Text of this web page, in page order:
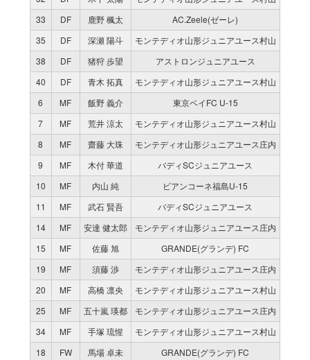
33
DF 鹿野 楓太
AC.Zeele(ゼーレ)
35
DF 深瀬 陽斗
モンテディオ山形ジュニアユース村山
38
DF 猪狩 歩望
アストロンジュニアユース
40
DF 青木 拓真
モンテディオ山形ジュニアユース村山
6
MF 飯野 義介
東京ベイFC U-15
7
MF 荒井 涼太
モンテディオ山形ジュニアユース村山
8
MF 齋藤 大珠
モンテディオ山形ジュニアユース庄内
9
MF 木付 華道
バディSCジュニアユース
10
MF 内山 純
ビアンコーネ福島U-15
11
MF 武石 賢吾
バディSCジュニアユース
14
MF 安達 健太郎
モンテディオ山形ジュニアユース庄内
15
MF 佐藤 旭
GRANDE(グランデ) FC
19
MF 須藤 渉
モンテディオ山形ジュニアユース庄内
20
MF 高橋 凛央
モンテディオ山形ジュニアユース村山
25
MF 五十嵐 瑛都
モンテディオ山形ジュニアユース庄内
34
MF 手塚 琉惺
モンテディオ山形ジュニアユース村山
18
FW 馬場 卓未
GRANDE(グランデ) FC